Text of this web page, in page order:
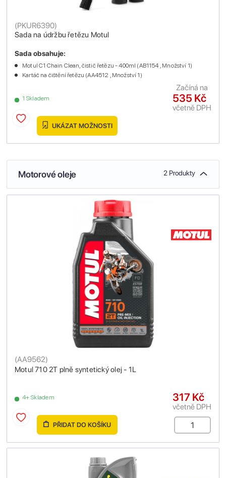
Sada na údržbu řetězu Motul
(PKUR6390)
1 Skladem
Sada obsahuje:
Motul C1 Chain Clean, čistič řetězu - 400ml (AB1154 , Množství 1)
Kartáč na čištění řetězu (AA4512 , Množství 1)
535 Kč
včetně DPH
Začíná na
UKÁZAT MOŽNOSTI
Motorové oleje 2 Produkty
Motul 710 2T plně syntetický olej - 1L
(AA9562)
4+ Skladem 317 Kč
včetně DPH
PŘIDAT DO KOŠÍKU